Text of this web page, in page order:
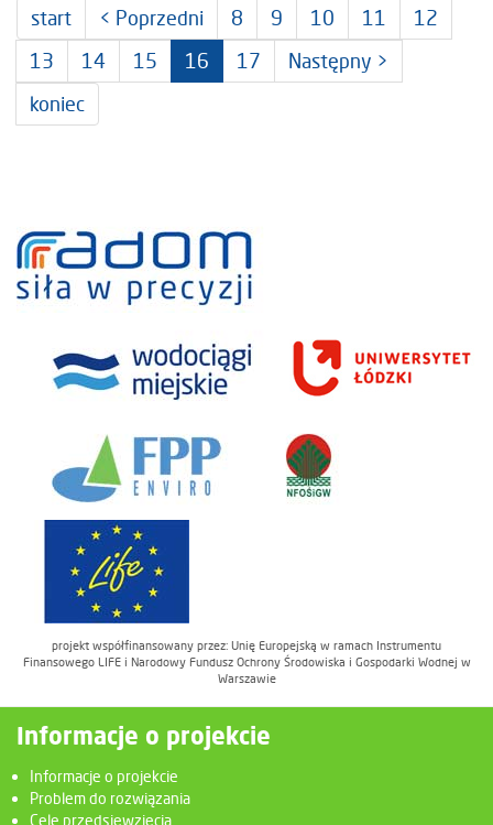
start < Poprzedni 8 9 10 11
12
13
14 15 16 17
Następny >
koniec
projekt współfinansowany przez: Unię Europejską w ramach Instrumentu
Finansowego LIFE i Narodowy Fundusz Ochrony Środowiska i Gospodarki Wodnej w
Warszawie
Informacje o projekcie
Informacje o projekcie
Problem do rozwiązania
Cele przedsięwzięcia